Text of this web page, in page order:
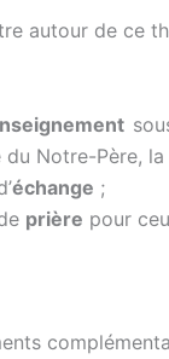
autour de ce
du Notre-Père,
échange ;
prière pour